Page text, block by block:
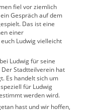
fiel vor ziemlich
Gespräch auf dem
Das ist eine
einer
Ludwig vielleicht
Ludwig für seine
Stadtteilverein hat
Es handelt sich um
für Ludwig
werden wird.
hast und wir hoffen,